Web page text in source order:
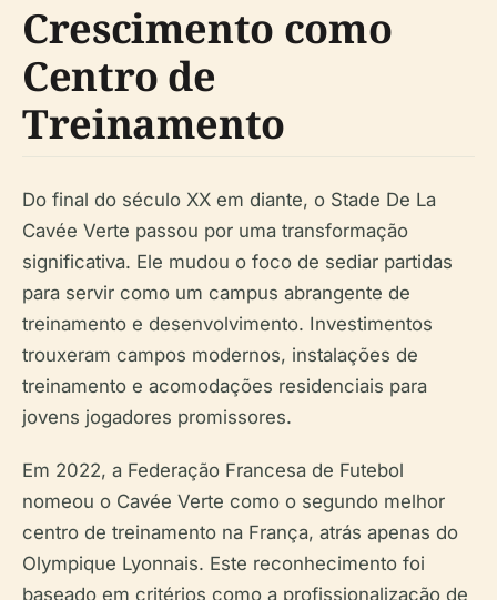
Crescimento como
Centro de
Treinamento
Do final do século XX em diante, o Stade De La
Cavée Verte passou por uma transformação
significativa. Ele mudou o foco de sediar partidas
para servir como um campus abrangente de
treinamento e desenvolvimento. Investimentos
trouxeram campos modernos, instalações de
treinamento e acomodações residenciais para
jovens jogadores promissores.
Em 2022, a Federação Francesa de Futebol
nomeou o Cavée Verte como o segundo melhor
centro de treinamento na França, atrás apenas do
Olympique Lyonnais. Este reconhecimento foi
baseado em critérios como a profissionalização de